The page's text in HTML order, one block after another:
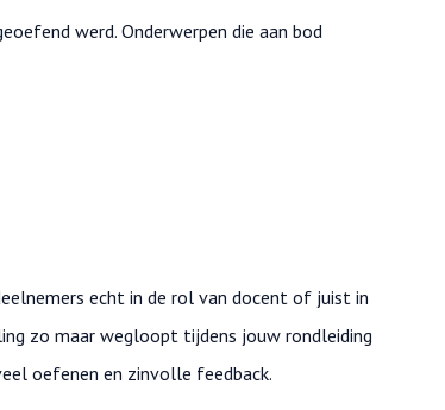
werd. Onderwerpen die aan bod
echt in de rol van docent of juist in
zo maar wegloopt tijdens jouw rondleiding
oefenen en zinvolle feedback.